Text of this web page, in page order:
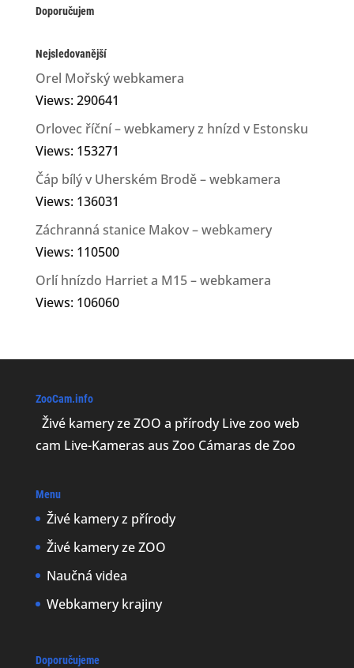
Doporučujem
Nejsledovanější
Orel Mořský webkamera
Views: 290641
Orlovec říční – webkamery z hnízd v Estonsku
Views: 153271
Čáp bílý v Uherském Brodě – webkamera
Views: 136031
Záchranná stanice Makov – webkamery
Views: 110500
Orlí hnízdo Harriet a M15 – webkamera
Views: 106060
ZooCam.info
Živé kamery ze ZOO a přírody Live zoo web
cam Live-Kameras aus Zoo Cámaras de Zoo
Menu
Živé kamery z přírody
Živé kamery ze ZOO
Naučná videa
Webkamery krajiny
Doporučujeme